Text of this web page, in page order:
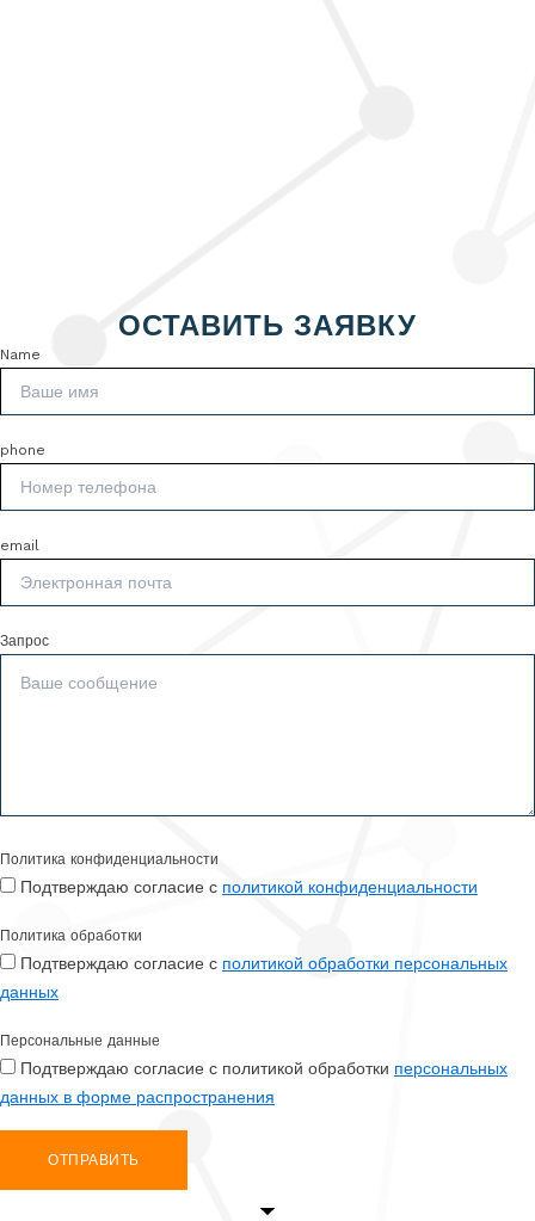
ОСТАВИТЬ ЗАЯВКУ
Name
phone
email
Запрос
Политика конфиденциальности
Подтверждаю согласие с политикой конфиденциальности
Политика обработки
Подтверждаю согласие с политикой обработки персональных
данных
Персональные данные
Подтверждаю согласие с политикой обработки персональных
данных в форме распространения
ОТПРАВИТЬ